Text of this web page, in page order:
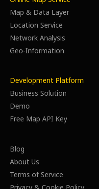
Map & Data Layer
Location Service
Network Analysis
Geo-Information
Development Platform
Business Solution
Demo
Free Map API Key
Blog
About Us
Terms of Service